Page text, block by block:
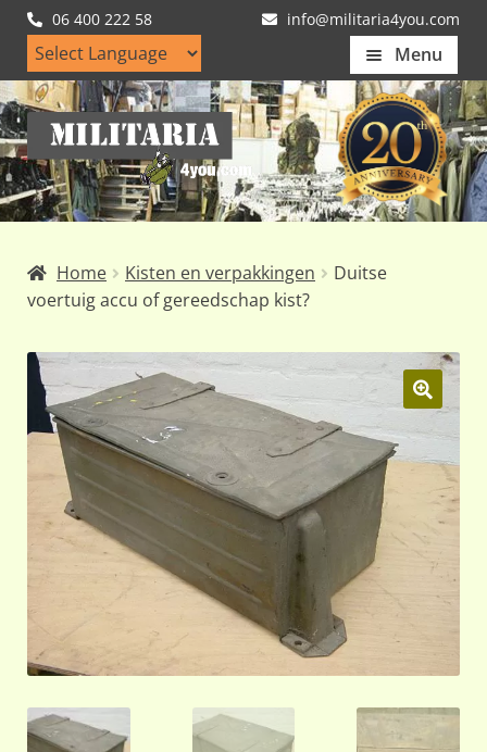
06 400 222 58 info@militaria4you.com
Menu
Home
Artikelen
Nieuws
Klantfotos
Ga
door
naar
navigatie
Ga
naar
de
inhoud
Home Kisten en verpakkingen
Duitse
voertuig accu of gereedschap kist?